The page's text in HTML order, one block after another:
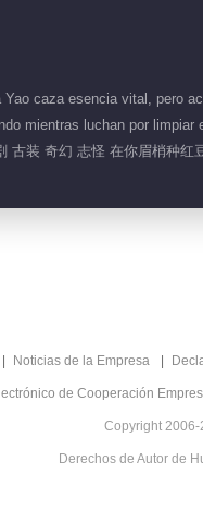
caza esencia vital, pero
mientras luchan por
古装 奇幻 志怪 在你眉梢种红
Noticias de la Empresa
de Cooperación
Copyright 2006-
Derechos de Autor de